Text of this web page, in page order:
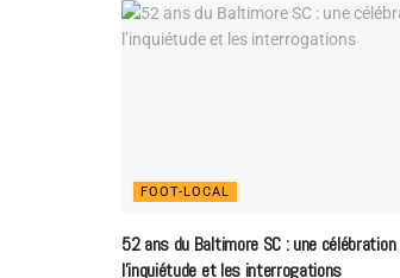
FOOT-LOCAL
52 ans du Baltimore SC : une
l’inquiétude et les interrogations